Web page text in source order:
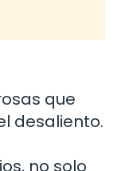
que
desaliento.
no solo